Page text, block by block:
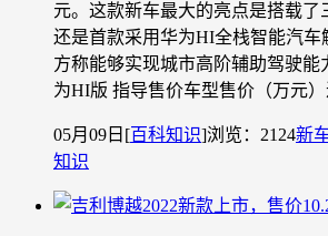
元。这款新车最大的亮点是搭载了
还是首款采用华为HI全栈智能汽车
方称能够实现城市高阶辅助驾驶能
为HI版 指导售价车型售价（万元）
05月09日 [百科知识]浏览：2124新
知识